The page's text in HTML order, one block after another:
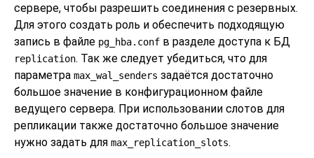
сервере, чтобы разрешить соединения с резервных.
Для этого создать роль и обеспечить подходящую
запись в файле pg_hba.conf в разделе доступа к БД
replication. Так же следует убедиться, что для
параметра max_wal_senders задаётся достаточно
большое значение в конфигурационном файле
ведущего сервера. При использовании слотов для
репликации также достаточно большое значение
нужно задать для max_replication_slots.